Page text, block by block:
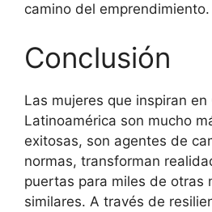
camino del emprendimiento.
Conclusión
Las mujeres que inspiran en
Latinoamérica son mucho
exitosas, son agentes de
normas, transforman
puertas para miles de otras
similares. A través de